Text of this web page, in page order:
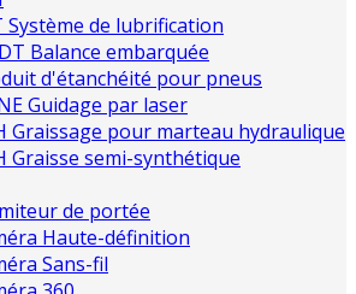
Système de lubrification
Balance embarquée
d'étanchéité pour pneus
Guidage par laser
Graissage pour marteau hydraulique
Graisse semi-synthétique
de portée
Haute-définition
Sans-fil